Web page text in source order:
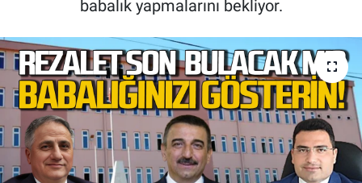
babalık yapmalarını bekliyor.